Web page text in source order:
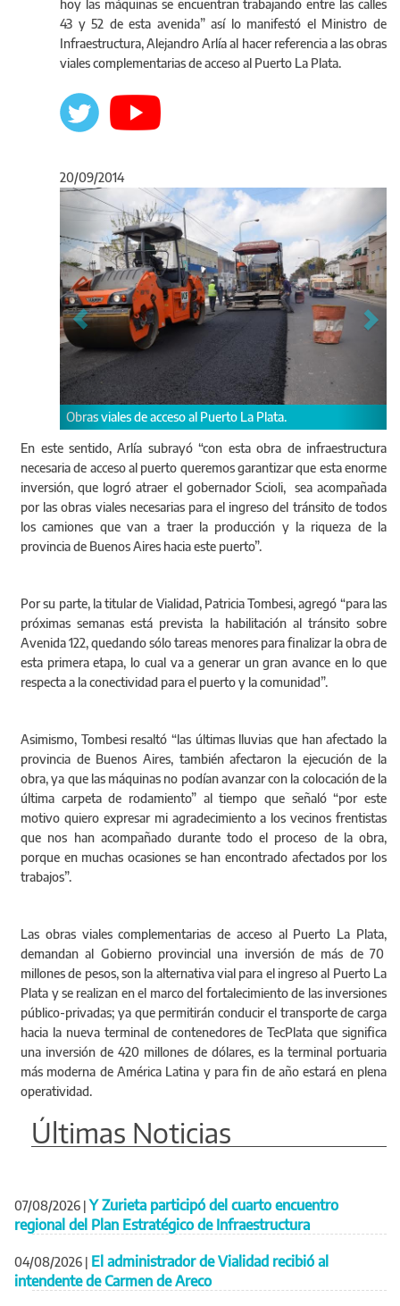
hoy las máquinas se encuentran trabajando entre las calles
43 y 52 de esta avenida” así lo manifestó el Ministro de
Infraestructura, Alejandro Arlía al hacer referencia a las obras
viales complementarias de acceso al Puerto La Plata.
20/09/2014
al Puerto La Plata.
Anterior
En este sentido, Arlía subrayó “con esta obra de infraestructura
necesaria de acceso al puerto queremos garantizar que esta enorme
inversión, que logró atraer el gobernador Scioli, sea acompañada
por las obras viales necesarias para el ingreso del tránsito de todos
los camiones que van a traer la producción y la riqueza de la
provincia de Buenos Aires hacia este puerto”.
Por su parte, la titular de Vialidad, Patricia Tombesi, agregó “para las
próximas semanas está prevista la habilitación al tránsito sobre
Avenida 122, quedando sólo tareas menores para finalizar la obra de
esta primera etapa, lo cual va a generar un gran avance en lo que
respecta a la conectividad para el puerto y la comunidad”.
Asimismo, Tombesi resaltó “las últimas lluvias que han afectado la
provincia de Buenos Aires, también afectaron la ejecución de la
obra, ya que las máquinas no podían avanzar con la colocación de la
última carpeta de rodamiento” al tiempo que señaló “por este
motivo quiero expresar mi agradecimiento a los vecinos frentistas
que nos han acompañado durante todo el proceso de la obra,
porque en muchas ocasiones se han encontrado afectados por los
trabajos”.
Las obras viales complementarias de acceso al Puerto La Plata,
demandan al Gobierno provincial una inversión de más de 70
millones de pesos, son la alternativa vial para el ingreso al Puerto La
Plata y se realizan en el marco del fortalecimiento de las inversiones
público-privadas; ya que permitirán conducir el transporte de carga
hacia la nueva terminal de contenedores de TecPlata que significa
una inversión de 420 millones de dólares, es la terminal portuaria
más moderna de América Latina y para fin de año estará en plena
operatividad.
Últimas Noticias
07/08/2026 | Y Zurieta participó del cuarto encuentro
regional del Plan Estratégico de Infraestructura
04/08/2026 | El administrador de Vialidad recibió al
intendente de Carmen de Areco